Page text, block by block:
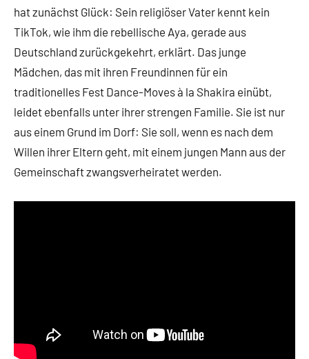
hat zunächst Glück: Sein religiöser Vater kennt kein
TikTok, wie ihm die rebellische Aya, gerade aus
Deutschland zurückgekehrt, erklärt. Das junge
Mädchen, das mit ihren Freundinnen für ein
traditionelles Fest Dance-Moves à la Shakira einübt,
leidet ebenfalls unter ihrer strengen Familie. Sie ist nur
aus einem Grund im Dorf: Sie soll, wenn es nach dem
Willen ihrer Eltern geht, mit einem jungen Mann aus der
Gemeinschaft zwangsverheiratet werden.